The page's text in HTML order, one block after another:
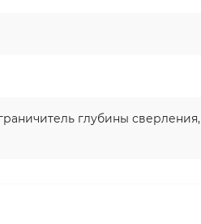
глубины сверления,